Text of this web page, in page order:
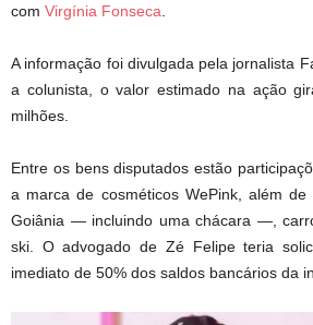
com Virgínia Fonseca
A informação foi divulgada pela jornalista
a colunista, o valor estimado na ação
milhões.
Entre os bens disputados estão
a marca de cosméticos WePink, além de
Goiânia — incluindo uma chácara —,
ski. O advogado de Zé Felipe teria
imediato de 50% dos saldos bancários da